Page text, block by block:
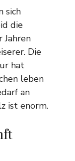
sich
die
Jahren
Die
hat
leben
an
ist enorm.